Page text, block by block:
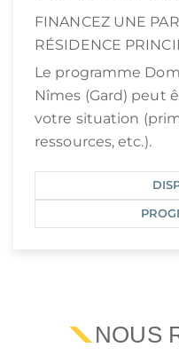
FINANCEZ UNE
RÉSIDENCE
Le programme
Nîmes (Gard) peut
votre situation
ressources, etc.).
NOUS